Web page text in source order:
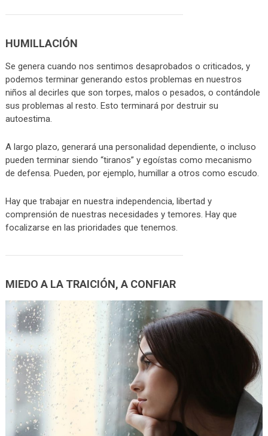
HUMILLACIÓN
Se genera cuando nos sentimos desaprobados o criticados, y
podemos terminar generando estos problemas en nuestros
niños al decirles que son torpes, malos o pesados, o contándole
sus problemas al resto. Esto terminará por destruir su
autoestima.
A largo plazo, generará una personalidad dependiente, o incluso
pueden terminar siendo “tiranos” y egoístas como mecanismo
de defensa. Pueden, por ejemplo, humillar a otros como escudo.
Hay que trabajar en nuestra independencia, libertad y
comprensión de nuestras necesidades y temores. Hay que
focalizarse en las prioridades que tenemos.
MIEDO A LA TRAICIÓN, A CONFIAR